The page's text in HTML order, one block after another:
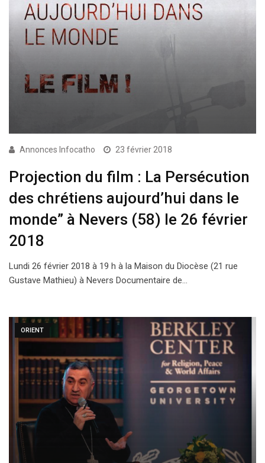
Annonces Infocatho 23 février 2018
Projection du film : La Persécution
des chrétiens aujourd’hui dans le
monde” à Nevers (58) le 26 février
2018
Lundi 26 février 2018 à 19 h à la Maison du Diocèse (21 rue
Gustave Mathieu) à Nevers Documentaire de…
ORIENT